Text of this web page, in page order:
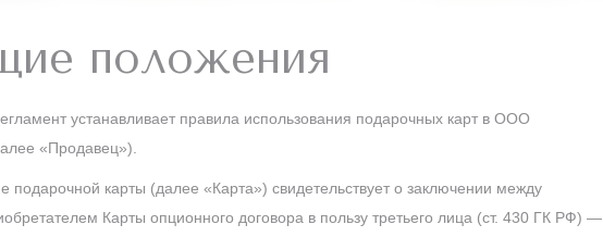
положения
устанавливает правила использования подарочных карт в ООО
«Продавец»).
подарочной карты (далее «Карта») свидетельствует о заключении между
Карты опционного договора в пользу третьего лица (ст. 430 ГК РФ) —